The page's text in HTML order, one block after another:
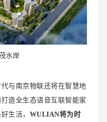
水岸
与南京物联还将在智慧地
造全生态语音互联智能家
生活， WULIAN将为时